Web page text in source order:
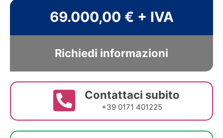
69.000,00 € + IVA
Richiedi informazioni
Contattaci subito
+39 0171 401225